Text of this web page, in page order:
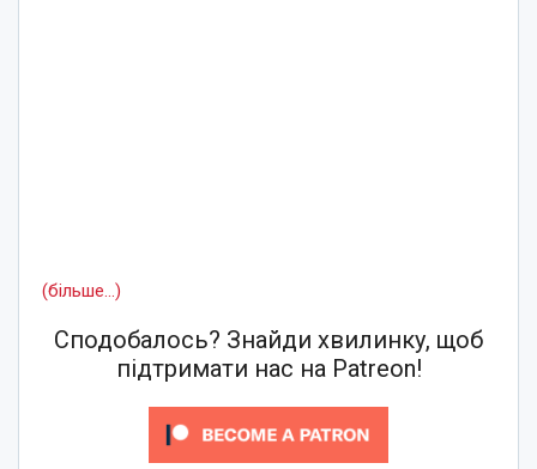
(більше…)
Сподобалось? Знайди хвилинку, щоб
підтримати нас на Patreon!